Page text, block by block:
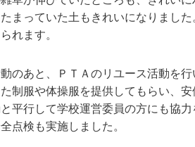
まっていた土もきれいになりまし
れます。
のあと、ＰＴＡのリユース活動を
制服や体操服を提供してもらい、
平行して学校運営委員の方にも協
点検も実施しました。